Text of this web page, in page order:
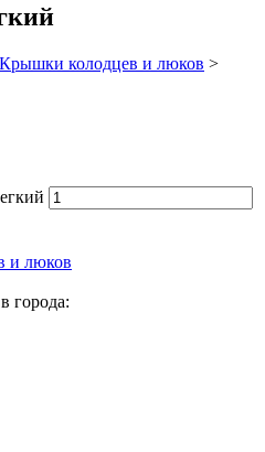
Крышки колодцев и люков >
и люков
города: